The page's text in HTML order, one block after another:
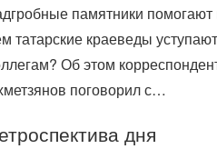
памятники помогают
татарские краеведы
Об этом
поговорил с…
дня